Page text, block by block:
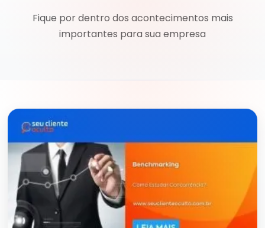
Fique por dentro dos acontecimentos mais
importantes para sua empresa